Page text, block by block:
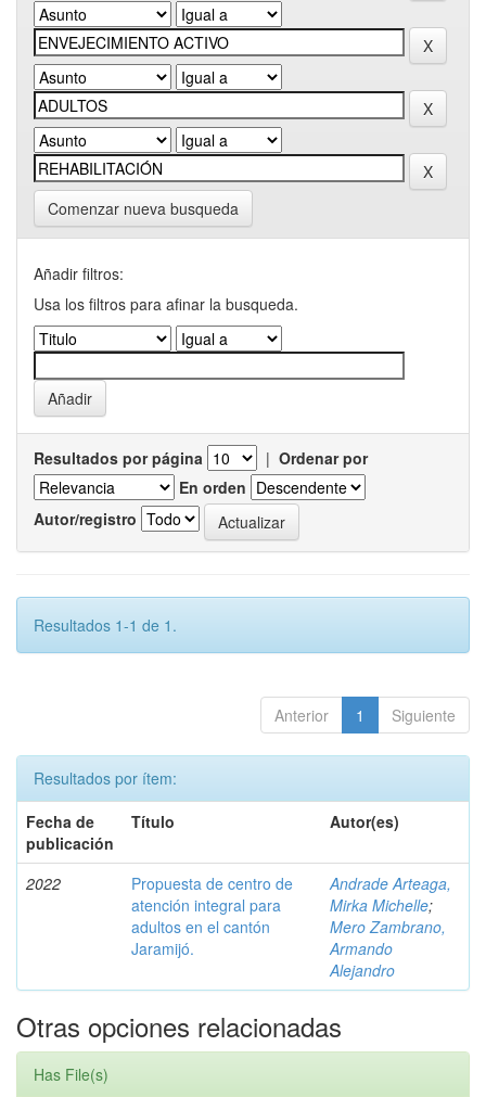
Comenzar nueva busqueda
Añadir filtros:
Usa los filtros para afinar la busqueda.
Resultados por página | Ordenar por
En orden
Autor/registro
Resultados 1-1 de 1.
Anterior 1 Siguiente
Resultados por ítem:
Fecha de
publicación
Título Autor(es)
2022
Propuesta de centro de
atención integral para
adultos en el cantón
Jaramijó.
Andrade Arteaga,
Mirka Michelle;
Mero Zambrano,
Armando
Alejandro
Otras opciones relacionadas
Has File(s)